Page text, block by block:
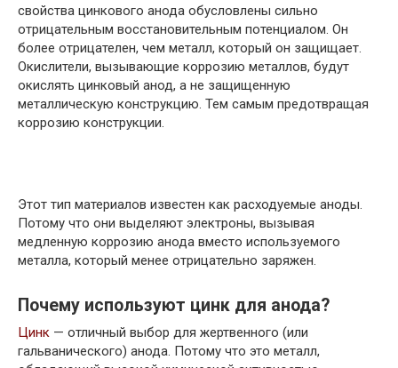
свойства цинкового анода обусловлены сильно
отрицательным восстановительным потенциалом. Он
более отрицателен, чем металл, который он защищает.
Окислители, вызывающие коррозию металлов, будут
окислять цинковый анод, а не защищенную
металлическую конструкцию. Тем самым предотвращая
коррозию конструкции.
Этот тип материалов известен как расходуемые аноды.
Потому что они выделяют электроны, вызывая
медленную коррозию анода вместо используемого
металла, который менее отрицательно заряжен.
Почему используют цинк для анода?
Цинк — отличный выбор для жертвенного (или
гальванического) анода. Потому что это металл,